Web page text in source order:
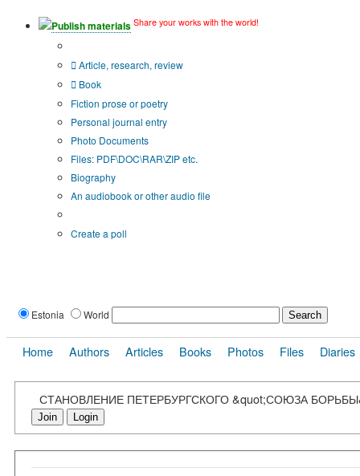
Publish materials Share your works with the world!
Article, research, review
Book
Fiction prose or poetry
Personal journal entry
Photo Documents
Files: PDF\DOC\RAR\ZIP etc.
Biography
An audiobook or other audio file
Create a poll
Estonia World
Home Authors Articles Books Photos Files Diaries
СТАНОВЛЕНИЕ ПЕТЕРБУРГСКОГО &quot;СОЮЗА
Join Login